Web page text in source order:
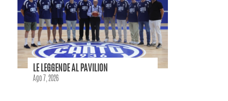
LE LEGGENDE AL PAVILION
Ago 7, 2026